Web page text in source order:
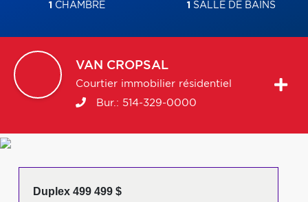
1 CHAMBRE 1 SALLE DE BAINS
VAN CROPSAL
Courtier immobilier résidentiel
Bur.: 514-329-0000
Duplex 499 499 $